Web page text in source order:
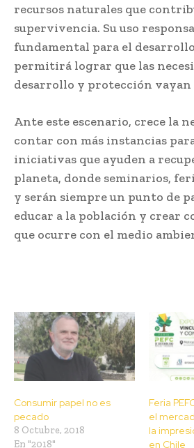
recursos naturales que
supervivencia. Su uso
fundamental para el
permitirá lograr que las
desarrollo y protección vayan
Ante este escenario, crece la
contar con más instancias
iniciativas que ayuden a
planeta, donde seminarios,
y serán siempre un punto de
educar a la población y crear
que ocurre con el medio
Consumir papel no es
pecado
8 Octubre, 2018
En "2018"
Feria
el
la
en Chile